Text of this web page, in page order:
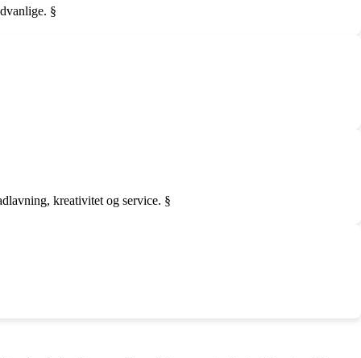
§
kreativitet og service. §